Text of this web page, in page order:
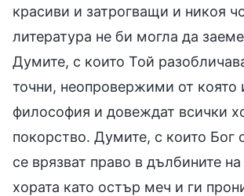
красиви и затрогващи и никоя
литература не би могла да
Думите, с които Той
точни, неопровержими от която
философия и довеждат всички
покорство. Думите, с които Бог
се врязват право в дълбините
хората като остър меч и ги